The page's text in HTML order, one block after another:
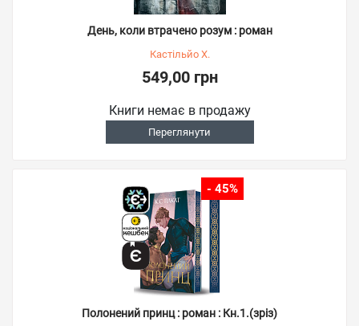
День, коли втрачено розум : роман
Кастільйо Х.
549,00 грн
Книги немає в продажу
Переглянути
- 45%
Полонений принц : роман : Кн.1.(зріз)